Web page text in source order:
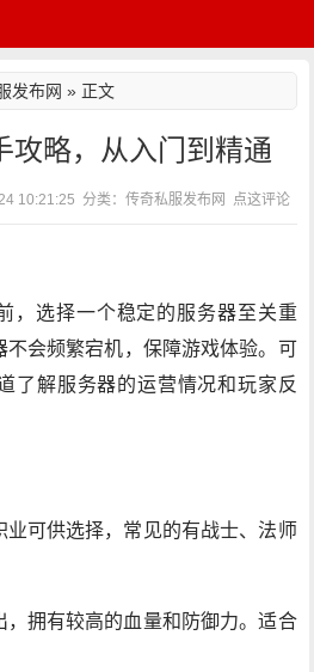
发布网 » 正文
攻略，从入门到精通
10:21:25 分类：传奇私服发布网 点这评论
，选择一个稳定的服务器至关重
会频繁宕机，保障游戏体验。可
了解服务器的运营情况和玩家反
业可供选择，常见的有战士、法师
，拥有较高的血量和防御力。适合